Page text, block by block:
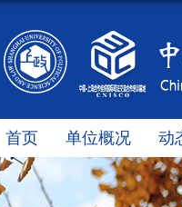
首页 单位概况 动